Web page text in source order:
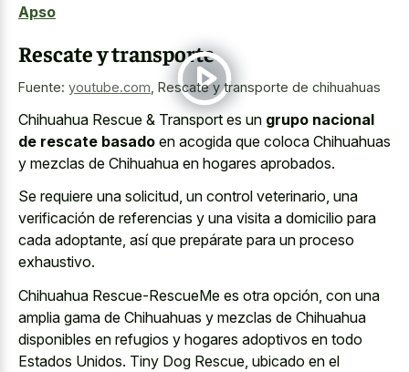
Apso
Rescate y transporte
Fuente: youtube.com Rescate y transporte de chihuahuas
Chihuahua Rescue & Transport es un grupo nacional
de rescate basado en acogida que coloca Chihuahuas
y mezclas de Chihuahua en hogares aprobados.
Se requiere una solicitud, un control veterinario, una
verificación de referencias y una visita a domicilio para
cada adoptante, así que prepárate para un proceso
exhaustivo.
Chihuahua Rescue-RescueMe es otra opción, con una
amplia gama de Chihuahuas y mezclas de Chihuahua
disponibles en refugios y hogares adoptivos en todo
Estados Unidos. Tiny Dog Rescue, ubicado en el